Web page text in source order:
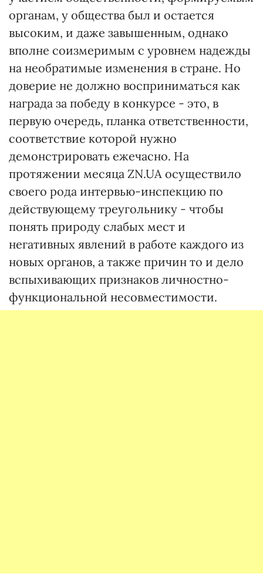
органам, у общества был и остается
высоким, и даже завышенным, однако
вполне соизмеримым с уровнем надежды
на необратимые изменения в стране. Но
доверие не должно восприниматься как
награда за победу в конкурсе - это, в
первую очередь, планка ответственности,
соответствие которой нужно
демонстрировать ежечасно. На
протяжении месяца ZN.UA осуществило
своего рода интервью-инспекцию по
действующему треугольнику - чтобы
понять природу слабых мест и
негативных явлений в работе каждого из
новых органов, а также причин то и дело
вспыхивающих признаков личностно-
функциональной несовместимости.